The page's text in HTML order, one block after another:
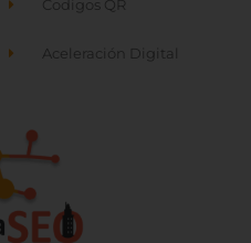
Codigos QR
Aceleración Digital